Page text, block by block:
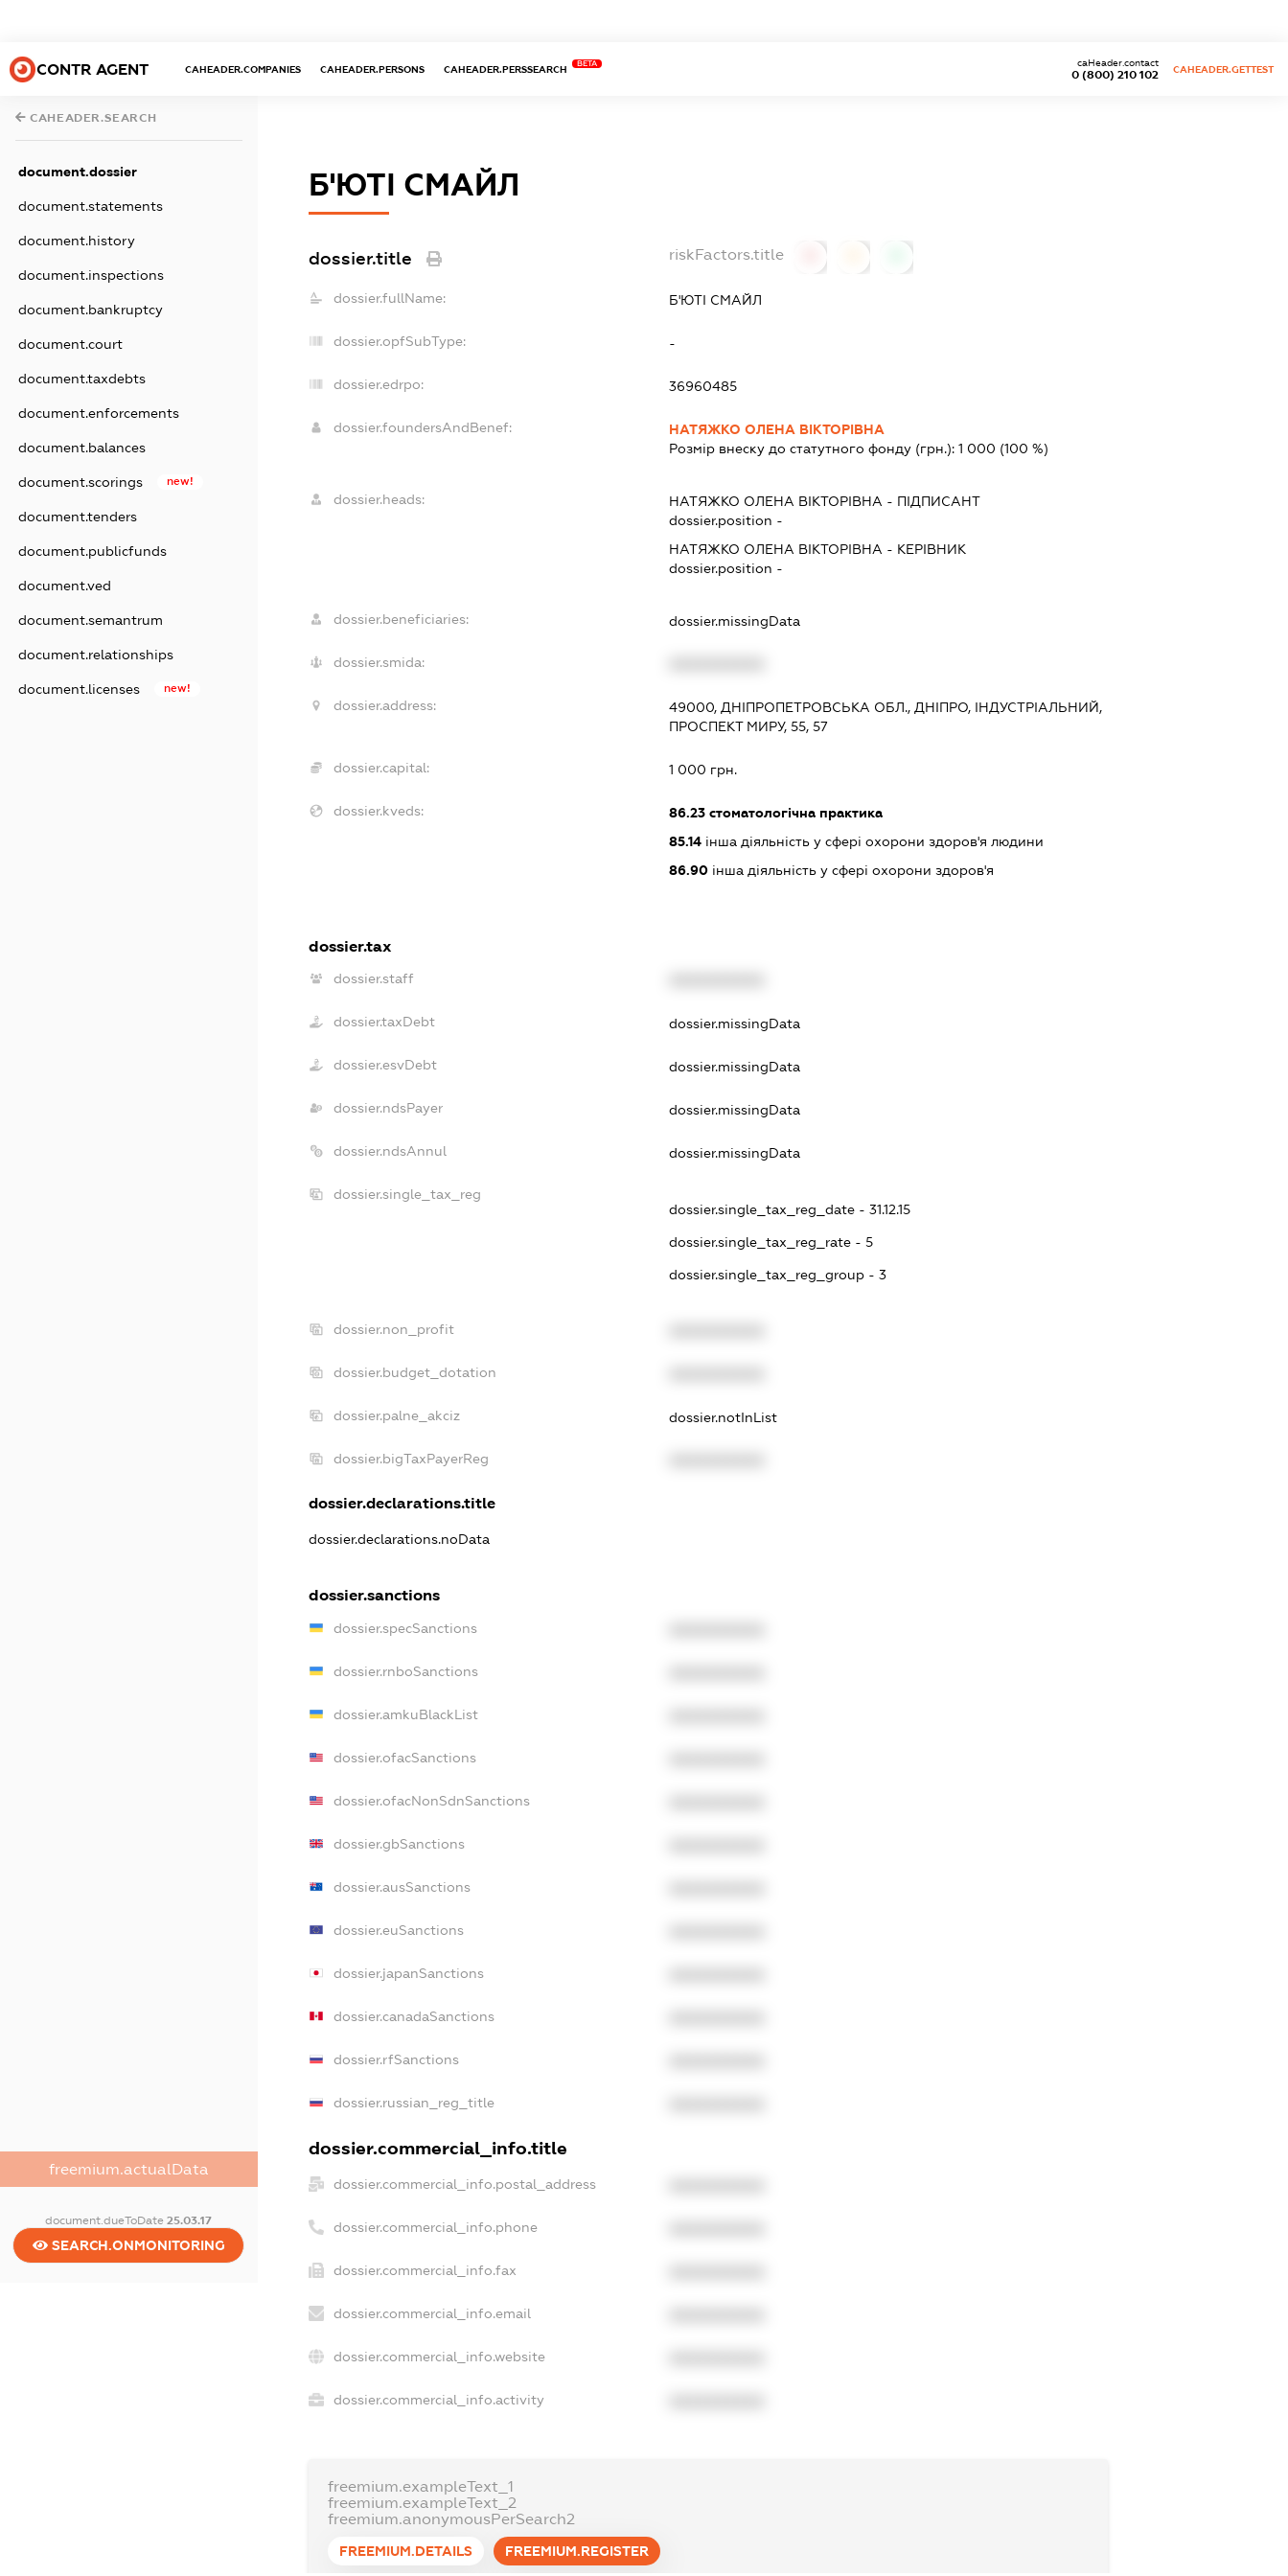
CONTR AGENT CAHEADER.COMPANIES CAHEADER.PERSONS CAHEADER.PERSSEARCH
BETA
0 (800) 210 102
caHeader.contact
CAHEADER.GETTEST
CAHEADER.SEARCH
document.dossier
document.statements
document.history
document.inspections
document.bankruptcy
document.court
document.taxdebts
document.enforcements
document.balances
document.scorings new!
document.tenders
document.publicfunds
document.ved
document.semantrum
document.relationships
document.licenses new!
freemium.actualData
document.dueToDate25.03.17
SEARCH.ONMONITORING
Б'ЮТІ СМАЙЛ
dossier.title riskFactors.title
dossier.fullName: Б'ЮТІ СМАЙЛ
dossier.opfSubType: -
dossier.edrpo: 36960485
dossier.foundersAndBenef:
НАТЯЖКО ОЛЕНА ВІКТОРІВНА
Розмір внеску до статутного фонду (грн.): 1 000 (100 %)
dossier.heads: НАТЯЖКО ОЛЕНА ВІКТОРІВНА - ПІДПИСАНТ
dossier.position -
НАТЯЖКО ОЛЕНА ВІКТОРІВНА - КЕРІВНИК
dossier.position -
dossier.beneficiaries: dossier.missingData
dossier.smida:
dossier.address:
49000, ДНІПРОПЕТРОВСЬКА ОБЛ., ДНІПРО, ІНДУСТРІАЛЬНИЙ,
ПРОСПЕКТ МИРУ, 55, 57
dossier.capital: 1 000 грн.
dossier.kveds: 86.23стоматологічна практика
85.14інша діяльність у сфері охорони здоров'я людини
86.90інша діяльність у сфері охорони здоров'я
dossier.tax
dossier.staff
dossier.taxDebt dossier.missingData
dossier.esvDebt dossier.missingData
dossier.ndsPayer dossier.missingData
dossier.ndsAnnul dossier.missingData
dossier.single_tax_reg
dossier.single_tax_reg_date - 31.12.15
dossier.single_tax_reg_rate - 5
dossier.single_tax_reg_group - 3
dossier.non_profit
dossier.budget_dotation
dossier.palne_akciz dossier.notInList
dossier.bigTaxPayerReg
dossier.declarations.title
dossier.declarations.noData
dossier.sanctions
dossier.specSanctions
dossier.rnboSanctions
dossier.amkuBlackList
dossier.ofacSanctions
dossier.ofacNonSdnSanctions
dossier.gbSanctions
dossier.ausSanctions
dossier.euSanctions
dossier.japanSanctions
dossier.canadaSanctions
dossier.rfSanctions
dossier.russian_reg_title
dossier.commercial_info.title
dossier.commercial_info.postal_address
dossier.commercial_info.phone
dossier.commercial_info.fax
dossier.commercial_info.email
dossier.commercial_info.website
dossier.commercial_info.activity
freemium.exampleText_1
freemium.exampleText_2
freemium.anonymousPerSearch2
FREEMIUM.DETAILS FREEMIUM.REGISTER